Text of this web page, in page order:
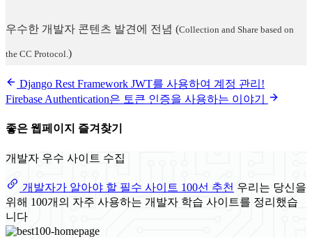
우수한 개발자 콘텐츠 발견에 전념 (Collection and Share based on
the CC Protocol.)
Django Rest Framework JWT를 사용하여 계정 관리!
Firebase Authentication은 토큰 인증을 사용하는 이야기
좋은 웹페이지 즐겨찾기
개발자 우수 사이트 수집
개발자가 알아야 할 필수 사이트 100선 추천 우리는 당신을
위해 100개의 자주 사용하는 개발자 학습 사이트를 정리했습
니다